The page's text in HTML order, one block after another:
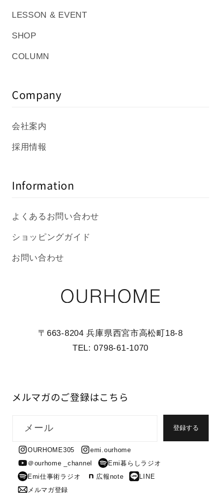
〒663-8204 兵庫県西宮市高松町18-8
TEL: 0798-61-1070
LESSON & EVENT
SHOP
COLUMN
Company
会社案内
採用情報
Information
よくあるお問い合わせ
ショッピングガイド
お問い合わせ
メルマガのご登録はこちら
メール 登録する
OURHOME305
emi.ourhome
＠ourhome _channel
Emi暮らしラジオ
Emi仕事術ラジオ
広報note
LINE
メルマガ登録